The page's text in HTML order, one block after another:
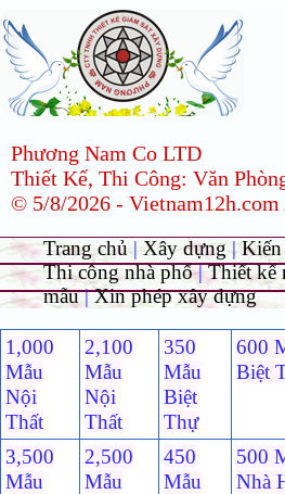
Phương Nam Co LTD
Thiết Kế, Thi Công: Văn
© 5/8/2026 -
Trang chủ|Xây dựng|
Thi công nhà phố|Thiết kế
mẫu|Xin phép xây dựng
1,000
Mẫu
Nội
Thất
2,100
Mẫu
Nội
Thất
350
Mẫu
Biệt
Thự
600
Biệt
3,500
Mẫu
2,500
Mẫu
450
Mẫu
500
Nhà